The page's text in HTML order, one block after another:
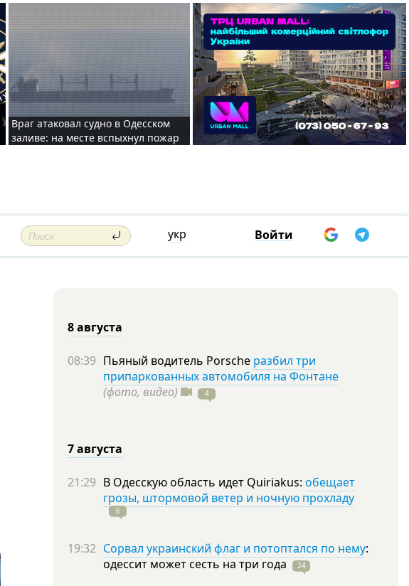
Враг атаковал судно в Одесском
заливе: на месте вспыхнул пожар
укр Войти
8 августа
08:39 Пьяный водитель Porsche разбил три
припаркованных автомобиля на Фонтане
(фото, видео)
4
7 августа
21:29 В Одесскую область идет Quiriakus: обещает
грозы, штормовой ветер и ночную прохладу
6
19:32 Сорвал украинский флаг и потоптался по нему:
одессит может сесть на три года 24